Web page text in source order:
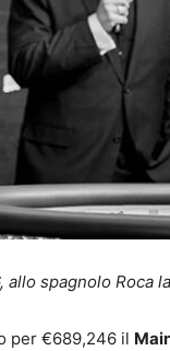
spagnolo Roca
per €689,246 il